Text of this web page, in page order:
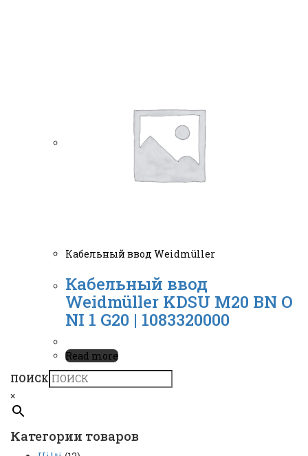
Кабельный ввод Weidmüller
Кабельный ввод
Weidmüller KDSU M20 BN O
NI 1 G20 | 1083320000
Read more
ПОИСК
×
Категории товаров